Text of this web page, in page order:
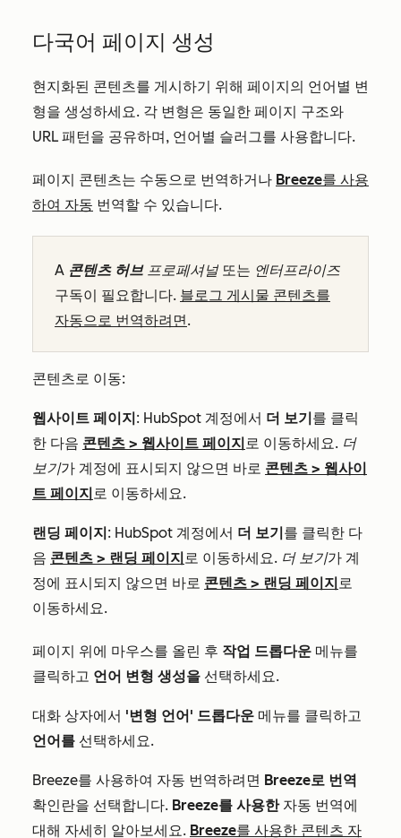
다국어 페이지 생성
현지화된 콘텐츠를 게시하기 위해 페이지의 언어별 변
형을 생성하세요. 각 변형은 동일한 페이지 구조와
URL 패턴을 공유하며, 언어별 슬러그를 사용합니다.
페이지 콘텐츠는 수동으로 번역하거나 Breeze를 사용
하여 자동 번역할 수 있습니다.
A 콘텐츠 허브프로페셔널 또는 엔터프라이즈
구독이 필요합니다. 블로그 게시물 콘텐츠를
자동으로 번역하려면.
콘텐츠로 이동:
웹사이트 페이지: HubSpot 계정에서 더 보기를 클릭
한 다음 콘텐츠 > 웹사이트 페이지로 이동하세요. 더
보기가 계정에 표시되지 않으면 바로 콘텐츠 > 웹사이
트 페이지로 이동하세요.
랜딩 페이지: HubSpot 계정에서 더 보기를 클릭한 다
음 콘텐츠 > 랜딩 페이지로 이동하세요. 더 보기가 계
정에 표시되지 않으면 바로 콘텐츠 > 랜딩 페이지로
이동하세요.
페이지 위에 마우스를 올린 후 작업 드롭다운 메뉴를
클릭하고 언어 변형 생성을 선택하세요.
대화 상자에서 '변형 언어' 드롭다운 메뉴를 클릭하고
언어를 선택하세요.
Breeze를 사용하여 자동 번역하려면 Breeze로 번역
확인란을 선택합니다. Breeze를 사용한자동 번역에
대해 자세히 알아보세요. Breeze를 사용한 콘텐츠 자